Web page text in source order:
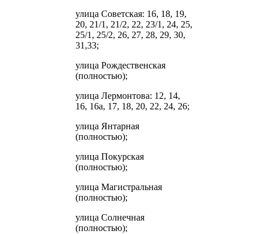
улица Советская: 16, 18, 19,
20, 21/1, 21/2, 22, 23/1, 24, 25,
25/1, 25/2, 26, 27, 28, 29, 30,
31,33;
улица Рождественская
(полностью);
улица Лермонтова: 12, 14,
16, 16а, 17, 18, 20, 22, 24, 26;
улица Янтарная
(полностью);
улица Покурская
(полностью);
улица Магистральная
(полностью);
улица Солнечная
(полностью);